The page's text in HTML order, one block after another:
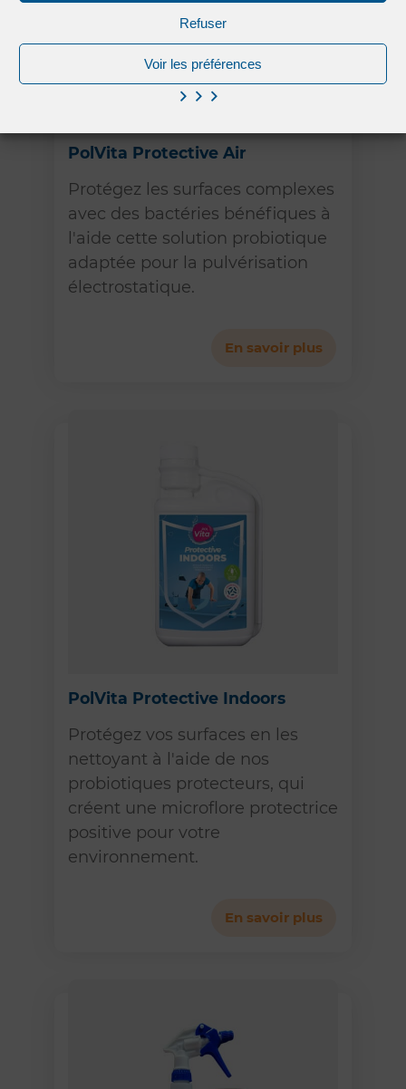
Refuser
Voir les préférences
PolVita Protective Air
Protégez les surfaces complexes
avec des bactéries bénéfiques à
l'aide cette solution probiotique
adaptée pour la pulvérisation
électrostatique.
En savoir plus
PolVita Protective Indoors
Protégez vos surfaces en les
nettoyant à l'aide de nos
probiotiques protecteurs, qui
créent une microflore protectrice
positive pour votre
environnement.
En savoir plus